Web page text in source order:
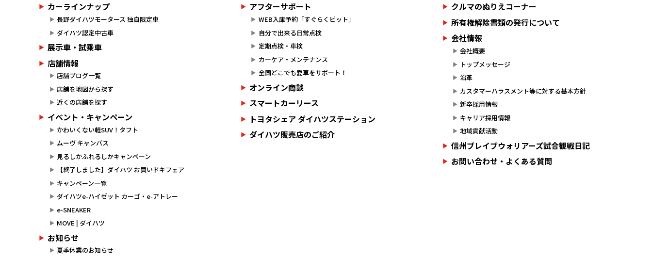
カーラインナップ
長野ダイハツモータース 独自限定車
ダイハツ認定中古車
展示車・試乗車
店舗情報
店舗ブログ一覧
店舗を地図から探す
近くの店舗を探す
イベント・キャンペーン
かわいくない軽SUV！タフト
ムーヴ キャンバス
見るしかふれるしかキャンペーン
【終了しました】ダイハツ お買いドキフェア
キャンペーン一覧
ダイハツe-ハイゼット カーゴ・e-アトレー
e-SNEAKER
MOVE | ダイハツ
お知らせ
夏季休業のお知らせ
アフターサポート
WEB入庫予約「すぐらくピット」
自分で出来る日常点検
定期点検・車検
カーケア・メンテナンス
全国どこでも愛車をサポート！
オンライン商談
スマートカーリース
トヨタシェア ダイハツステーション
ダイハツ販売店のご紹介
クルマのぬりえコーナー
所有権解除書類の発行について
会社情報
会社概要
トップメッセージ
沿革
カスタマーハラスメント等に対する基本方針
新卒採用情報
キャリア採用情報
地域貢献活動
信州ブレイブウォリアーズ試合観戦日記
お問い合わせ・よくある質問